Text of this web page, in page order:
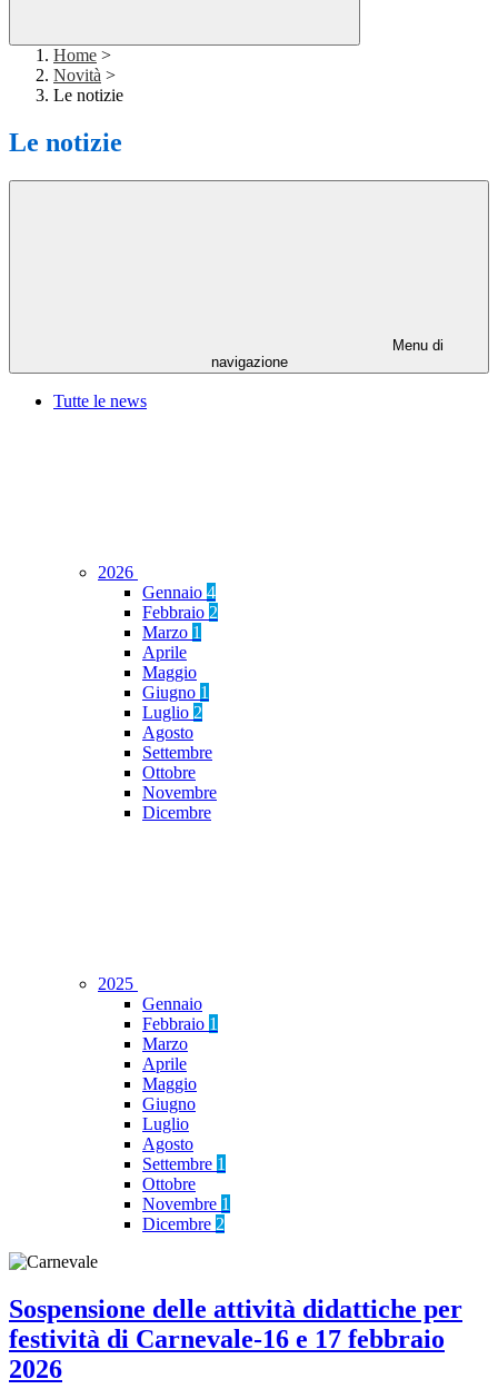
Home >
Novità >
Le notizie
Le notizie
Menu di
navigazione
Tutte le news
2026
Gennaio 4
Febbraio 2
Marzo 1
Aprile
Maggio
Giugno 1
Luglio 2
Agosto
Settembre
Ottobre
Novembre
Dicembre
2025
Gennaio
Febbraio 1
Marzo
Aprile
Maggio
Giugno
Luglio
Agosto
Settembre 1
Ottobre
Novembre 1
Dicembre 2
Sospensione delle attività didattiche per
festività di Carnevale-16 e 17 febbraio
2026